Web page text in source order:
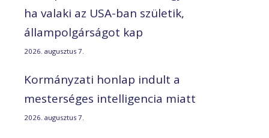
ha valaki az USA-ban születik,
állampolgárságot kap
2026. augusztus 7.
Kormányzati honlap indult a
mesterséges intelligencia miatt
2026. augusztus 7.